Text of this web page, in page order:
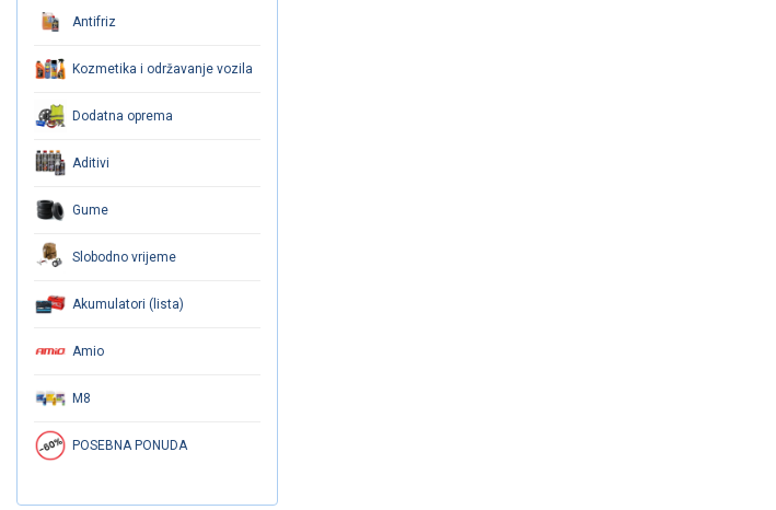
Antifriz
Kozmetika i održavanje vozila
Dodatna oprema
Aditivi
Gume
Slobodno vrijeme
Akumulatori (lista)
Amio
M8
POSEBNA PONUDA